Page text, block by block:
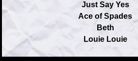
Just Say Yes
Ace of Spades
Beth
Louie Louie